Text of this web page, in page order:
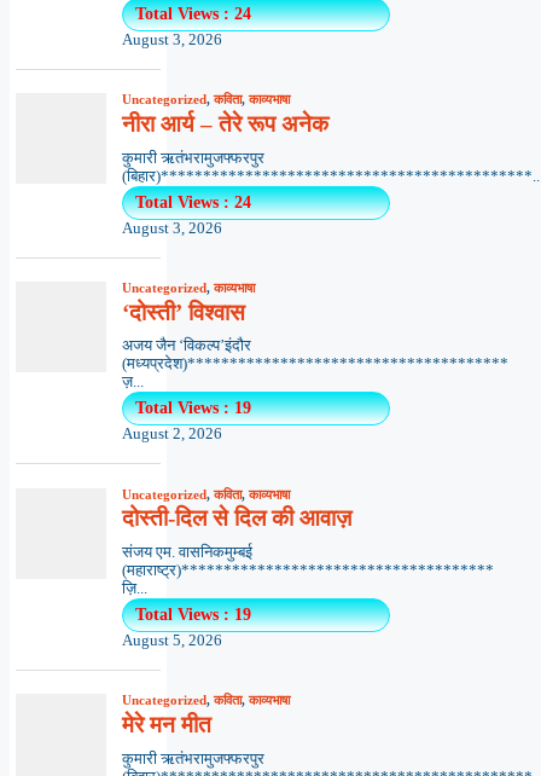
Total Views : 24
August 3, 2026
Uncategorized,कविता,काव्यभाषा
नीरा आर्य – तेरे रूप अनेक
कुमारी ऋतंभरामुजफ्फरपुर
Total Views : 24
August 3, 2026
Uncategorized,काव्यभाषा
‘दोस्ती’ विश्वास
अजय जैन ‘विकल्प’इंदौर
(मध्यप्रदेश)**************************************
ज़...
Total Views : 19
August 2, 2026
Uncategorized,कविता,काव्यभाषा
दोस्ती-दिल से दिल की आवाज़
संजय एम. वासनिकमुम्बई
(महाराष्ट्र)*************************************
ज़ि...
Total Views : 19
August 5, 2026
Uncategorized,कविता,काव्यभाषा
मेरे मन मीत
कुमारी ऋतंभरामुजफ्फरपुर